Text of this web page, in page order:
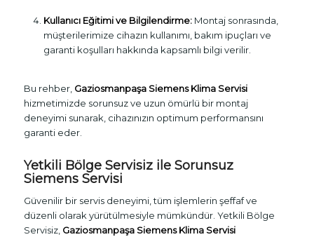
Kullanıcı Eğitimi ve Bilgilendirme:Montaj sonrasında,
müşterilerimize cihazın kullanımı, bakım ipuçları ve
garanti koşulları hakkında kapsamlı bilgi verilir.
Bu rehber, Gaziosmanpaşa Siemens Klima Servisi
hizmetimizde sorunsuz ve uzun ömürlü bir montaj
deneyimi sunarak, cihazınızın optimum performansını
garanti eder.
Yetkili Bölge Servisiz ile Sorunsuz
Siemens Servisi
Güvenilir bir servis deneyimi, tüm işlemlerin şeffaf ve
düzenli olarak yürütülmesiyle mümkündür. Yetkili Bölge
Servisiz, Gaziosmanpaşa Siemens Klima Servisi